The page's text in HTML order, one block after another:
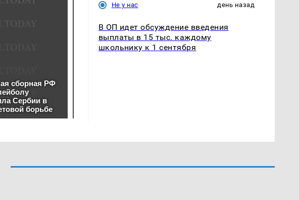
Не у нас день назад
В ОП идет обсуждение введения
выплаты в 15 тыс. каждому
школьнику к 1 сентября